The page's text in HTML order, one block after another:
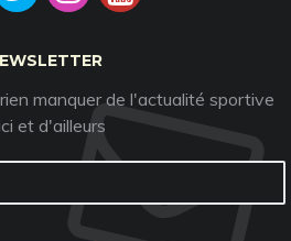
manquer de l'actualité sportive
et d'ailleurs